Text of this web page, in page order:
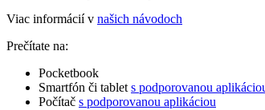
Viac informácií v našich návodoch
Prečítate na:
Pocketbook
Smartfón či tablet s podporovanou
Počítač s podporovanou aplikáciou